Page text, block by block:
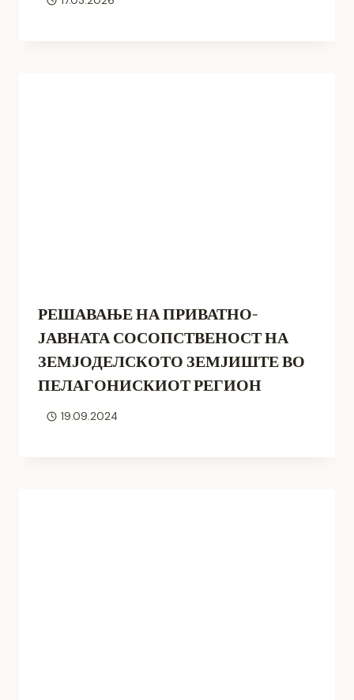
РЕШАВАЊЕ НА ПРИВАТНО-
ЈАВНАТА СОСОПСТВЕНОСТ НА
ЗЕМЈОДЕЛСКОТО ЗЕМЈИШТЕ ВО
ПЕЛАГОНИСКИОТ РЕГИОН
19.09.2024